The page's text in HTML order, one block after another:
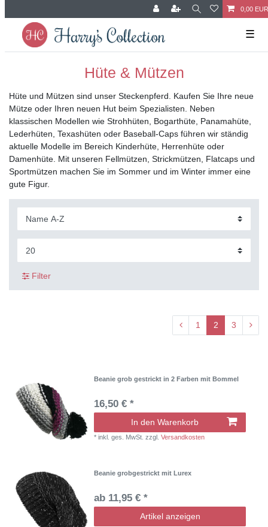
0,00 EUR
☰
Hüte & Mützen
Hüte und Mützen sind unser Steckenpferd. Kaufen Sie Ihre neue
Mütze oder Ihren neuen Hut beim Spezialisten. Neben
klassischen Modellen wie Strohhüten, Bogarthüte, Panamahüte,
Lederhüten, Texashüten oder Baseball-Caps führen wir ständig
aktuelle Modelle im Bereich Kinderhüte, Herrenhüte oder
Damenhüte. Mit unseren Fellmützen, Strickmützen, Flatcaps und
Sportmützen machen Sie im Sommer und im Winter immer eine
gute Figur.
Filter
1 2 3
Beanie grob gestrickt in 2 Farben mit Bommel
16,50 € *
In den Warenkorb
*inkl. ges. MwSt. zzgl.Versandkosten
Beanie grobgestrickt mit Lurex
ab 11,95 € *
Artikel anzeigen